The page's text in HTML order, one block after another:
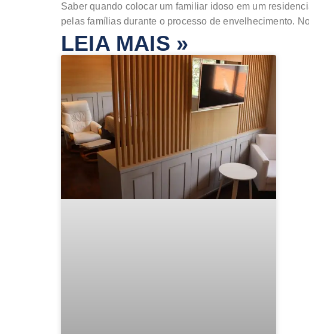
Saber quando colocar um familiar idoso em um
pelas famílias durante o processo de envelhecimento.
LEIA MAIS »